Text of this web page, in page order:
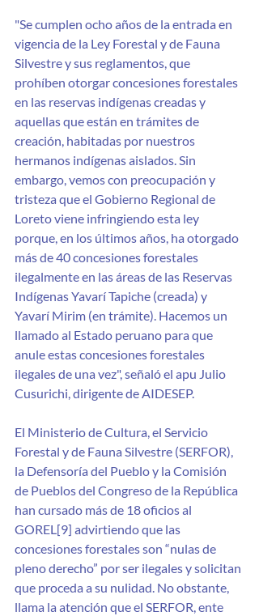
"Se cumplen ocho años de la entrada en
vigencia de la Ley Forestal y de Fauna
Silvestre y sus reglamentos, que
prohíben otorgar concesiones forestales
en las reservas indígenas creadas y
aquellas que están en trámites de
creación, habitadas por nuestros
hermanos indígenas aislados. Sin
embargo, vemos con preocupación y
tristeza que el Gobierno Regional de
Loreto viene infringiendo esta ley
porque, en los últimos años, ha otorgado
más de 40 concesiones forestales
ilegalmente en las áreas de las Reservas
Indígenas Yavarí Tapiche (creada) y
Yavarí Mirim (en trámite). Hacemos un
llamado al Estado peruano para que
anule estas concesiones forestales
ilegales de una vez", señaló el apu Julio
Cusurichi, dirigente de AIDESEP.
El Ministerio de Cultura, el Servicio
Forestal y de Fauna Silvestre (SERFOR),
la Defensoría del Pueblo y la Comisión
de Pueblos del Congreso de la República
han cursado más de 18 oficios al
GOREL[9] advirtiendo que las
concesiones forestales son “nulas de
pleno derecho” por ser ilegales y solicitan
que proceda a su nulidad. No obstante,
llama la atención que el SERFOR, ente